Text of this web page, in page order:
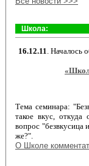
Школа:
16.12.11. Началось
Тема семинара:
такое вкус,
вопрос "безвкусица
же?".
О Школе